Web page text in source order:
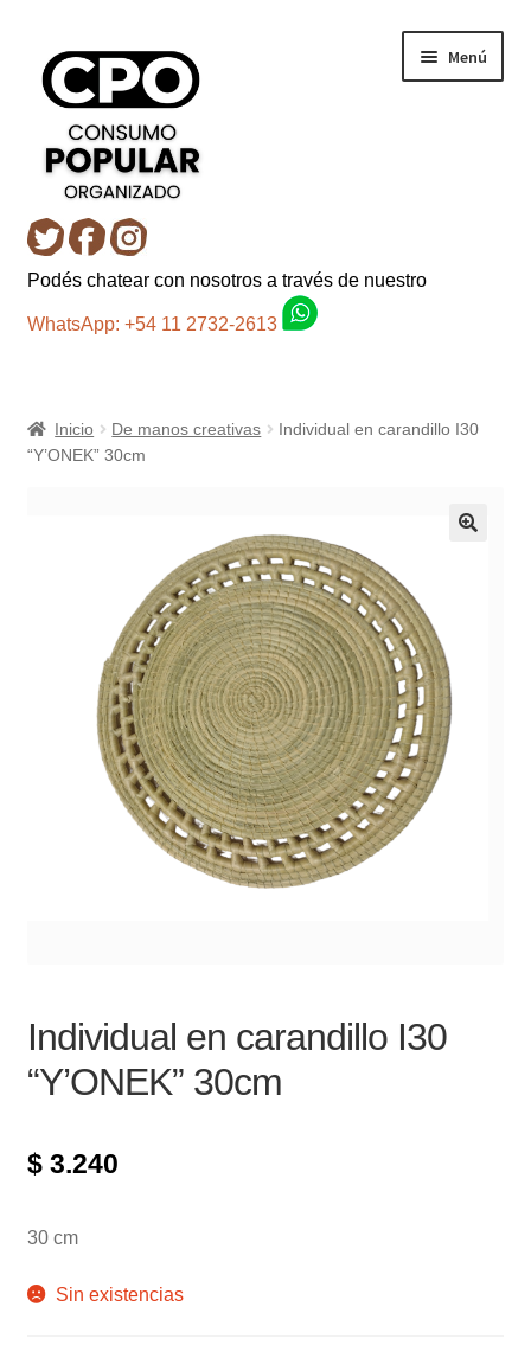
navegación
contenido
Menú
Inicio
Carro
Fondo AC
Preguntas Frecuentes
Receso de verano
Retirando en Roca Negra
Sobre el Portal
Sugerencias y consultas
Podés chatear con nosotros a través de nuestro
WhatsApp: +54 11 2732-2613
Inicio De manos creativas
Individual en carandillo I30
“Y’ONEK” 30cm
Individual en carandillo I30
“Y’ONEK” 30cm
$3.240
30 cm
Sin existencias